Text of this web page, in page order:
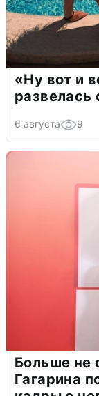
«Ну вот и
6 августа 9
Больше не
Гагарина